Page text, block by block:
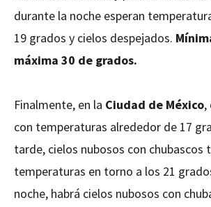
durante la noche esperan
19 grados y cielos despejados.
máxima 30 de grados.
Finalmente, en la Ciudad de México,
con temperaturas alrededor de 17
tarde, cielos nubosos con
temperaturas en torno a los 21
noche, habrá cielos nubosos con